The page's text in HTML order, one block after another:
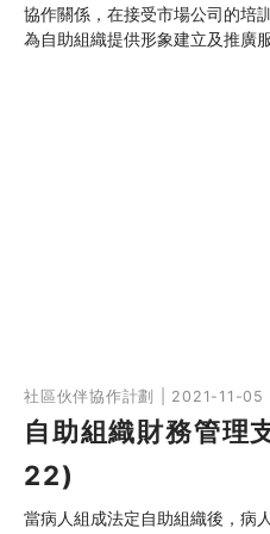
協作關係，在接受市場公司的培
為自助組織提供形象建立及推廣服
社區伙伴協作計劃 | 2021-11-05
自助組織財務管理
22)
當病人組成法定自助組織後，病